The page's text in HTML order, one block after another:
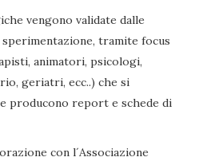
vengono validate dalle
tramite focus
animatori, psicologi,
geriatri, ecc..) che si
producono report e schede di
con l´Associazione